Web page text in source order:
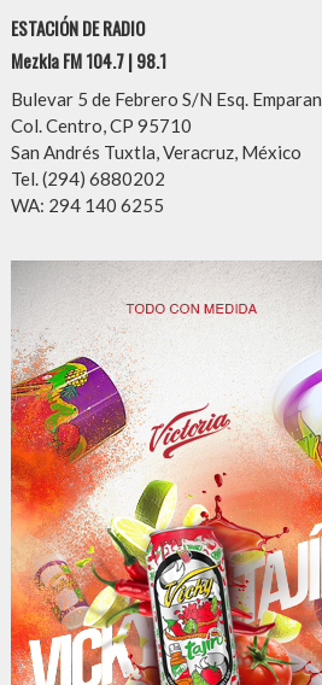
ESTACIÓN DE RADIO
Mezkla FM 104.7 | 98.1
Bulevar 5 de Febrero S/N Esq. Emparan
Col. Centro, CP 95710
San Andrés Tuxtla, Veracruz, México
Tel. (294) 6880202
WA: 294 140 6255